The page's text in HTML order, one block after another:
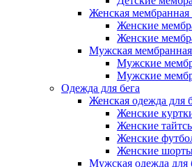
Женская мембранная
Женские
Женские
Мужская
Мужские
Мужские
Одежда для бега
Женская одежда для
Женские
Женские
Женские
Женские
Мужская одежда для